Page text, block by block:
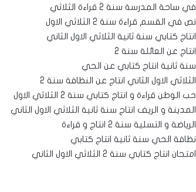
في ساحة المدرسة سنة 2 قراءة الثلاثي
نص في القسم قراءة سنة 2 الثلاثي الاول
انتاج كتابي سنة ثانية الثلاثي الاول الثاني
انتاج عن العائلة سنة 2
سنة ثانية انتاج كتابي عن الحي
الثلاثي الاول الثاني انتاج عن النظافة سنة 2
حب الوطن قراءة و انتاج كتابي سنة 2 الثلاثي الاول
المدينة و الريف انتاج سنة ثانية الثلاثي الاول الثاني
الرياضة و التسلية سنة 2 انتاج و قراءة
نظافة الحي سنة ثانية انتاج كتابي
امتحان انتاج كتابي سنة 2 الثلاثي الاول الثاني